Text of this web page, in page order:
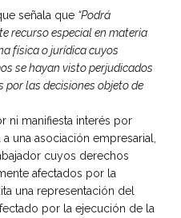
señala que “Podrá
recurso especial en materia
física o jurídica cuyos
se hayan visto perjudicados
las decisiones objeto de
ni manifiesta interés por
una asociación empresarial,
cuyos derechos
afectados por la
una representación del
por la ejecución de la